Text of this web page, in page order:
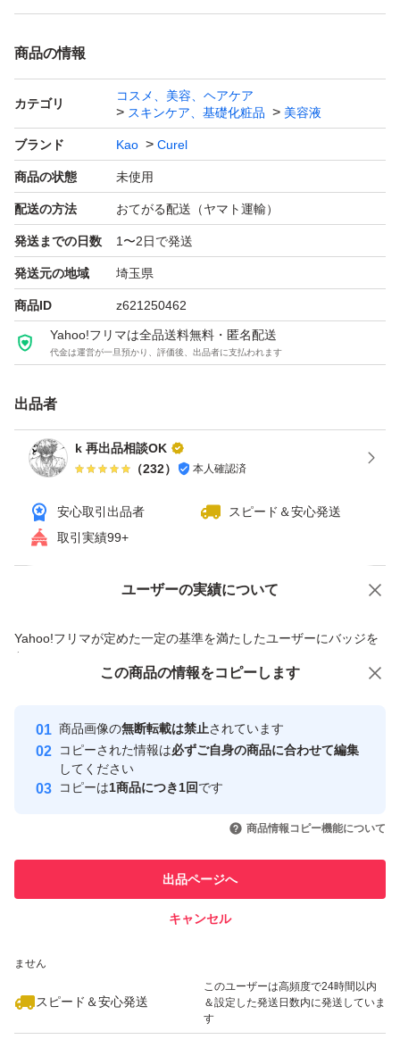
【個数】3個セット
商品の情報
カテゴリ
コスメ、美容、ヘアケア
スキンケア、基礎化粧品
美容液
ブランド Kao Curel
商品の状態 未使用
配送の方法 おてがる配送（ヤマト運輸）
発送までの日数 1〜2日で発送
発送元の地域 埼玉県
商品ID z621250462
Yahoo!フリマは全品送料無料・匿名配送
代金は運営が一旦預かり、評価後、出品者に支払われます
出品者
k 再出品相談OK
（232） 本人確認済
安心取引出品者
スピード＆安心発送
取引実績99+
ユーザーの実績について
Yahoo!フリマが定めた一定の基準を満たしたユーザーにバッジを
付与しています
安心取引出品者
心・安全なユーザーです
取引実績
引を完了させた実績があります
での取引実績があります
ません
スピード＆安心発送
このユーザーは高頻度で24時間以内
＆設定した発送日数内に発送していま
す
価格の相談 商品への質問
この商品の情報をコピーします
商品画像の無断転載は禁止されています
コピーされた情報は必ずご自身の商品に合わせて編集
してください
コピーは1商品につき1回です
商品情報コピー機能について
出品ページへ
キャンセル
この商品をみている人にオススメ